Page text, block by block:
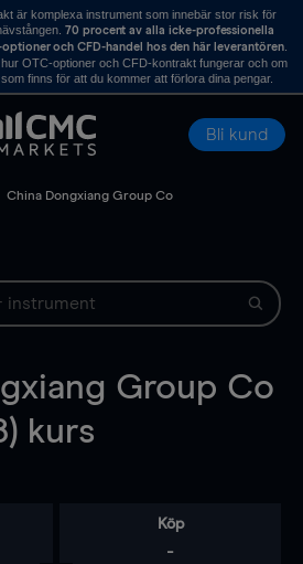
är komplexa instrument som innebär stor risk för
70 procent av alla icke-professionella
och CFD-handel hos den här leverantören.
OTC-optioner och CFD-kontrakt fungerar och om
finns för att du kommer att förlora dina pengar.
Bli kund
China Dongxiang Group Co
Group Co
kurs
Köp
-